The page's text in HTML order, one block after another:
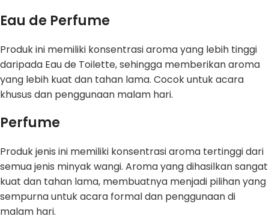
Eau de Perfume
Produk ini memiliki konsentrasi aroma yang lebih tinggi
daripada Eau de Toilette, sehingga memberikan aroma
yang lebih kuat dan tahan lama. Cocok untuk acara
khusus dan penggunaan malam hari.
Perfume
Produk jenis ini memiliki konsentrasi aroma tertinggi dari
semua jenis minyak wangi. Aroma yang dihasilkan sangat
kuat dan tahan lama, membuatnya menjadi pilihan yang
sempurna untuk acara formal dan penggunaan di
malam hari.